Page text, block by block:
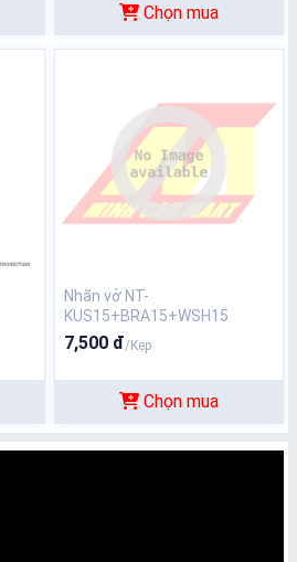
Chọn mua
Nhãn vở NT-
KUS15+BRA15+WSH15
7,500 đ/Kẹp
Chọn mua